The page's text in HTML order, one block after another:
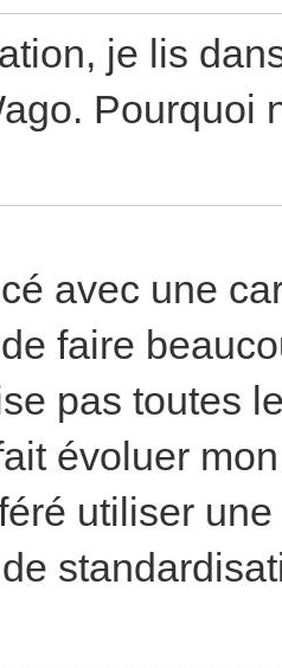
je lis
Pourquoi
avec une
faire
pas toutes
évoluer
utiliser